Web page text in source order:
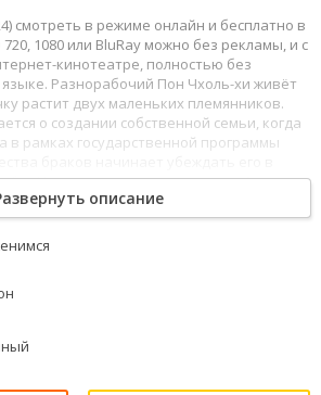
смотреть в режиме онлайн и бесплатно в
1080 или BluRay можно без рекламы, и с
кинотеатре, полностью без
Разнорабочий Пон Чхоль-хи живёт
растит двух маленьких племянников.
о создании собственной семьи, когда
в рамках государственной программы
У девушки имеется корыстный
выполнит задание, и Чхоль-хи
в другой отдел.
описание